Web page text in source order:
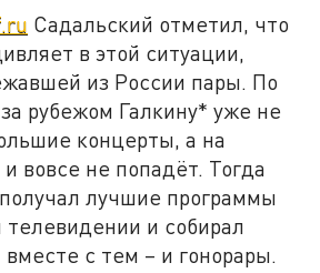
Садальский отметил, что
в этой ситуации,
из России пары. По
рубежом Галкину* уже не
концерты, а на
вовсе не попадёт. Тогда
лучшие программы
и собирал
с тем – и гонорары.